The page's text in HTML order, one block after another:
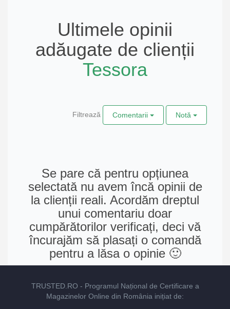
Ultimele opinii
adăugate de clienții
Tessora
Filtrează Comentarii Notă
Se pare că pentru opțiunea
selectată nu avem încă opinii de
la clienții reali. Acordăm dreptul
unui comentariu doar
cumpărătorilor verificați, deci vă
încurajăm să plasați o comandă
pentru a lăsa o opinie 🙂
TRUSTED.RO - Programul Național de Certificare a
Magazinelor Online din România inițiat de: